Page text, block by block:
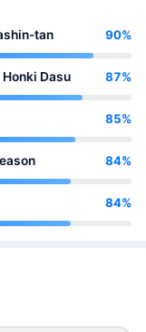
tan 90%
Dasu 87%
85%
84%
84%